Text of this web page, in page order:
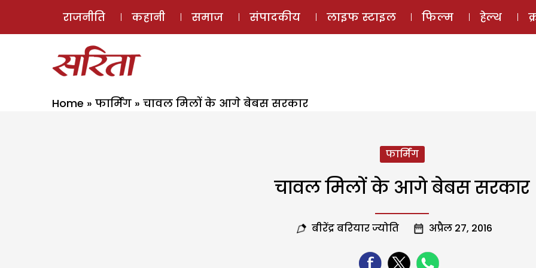
ई-मैगज़ीन
राजनीति कहानी समाज संपादकीय लाइफ स्टाइल फिल्म हेल्थ
Home » फार्मिंग » चावल मिलों के आगे बेबस सरकार
फार्मिंग
चावल मिलों के आगे बेबस सरकार
बीरेंद्र बरियार ज्योति अप्रैल 27, 2016